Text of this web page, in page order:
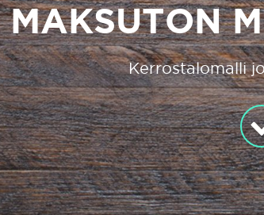
MAKSUTON
Kerrostalomalli